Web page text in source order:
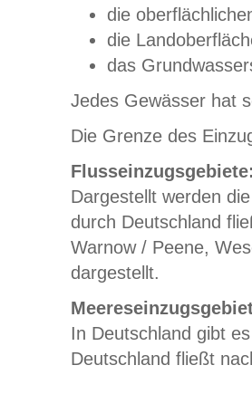
die
die
das
Jedes Gewässer hat
Die Grenze des
Dargestellt werden
durch Deutschland
Warnow / Peene,
dargestellt.
In Deutschland gibt
Deutschland fließt